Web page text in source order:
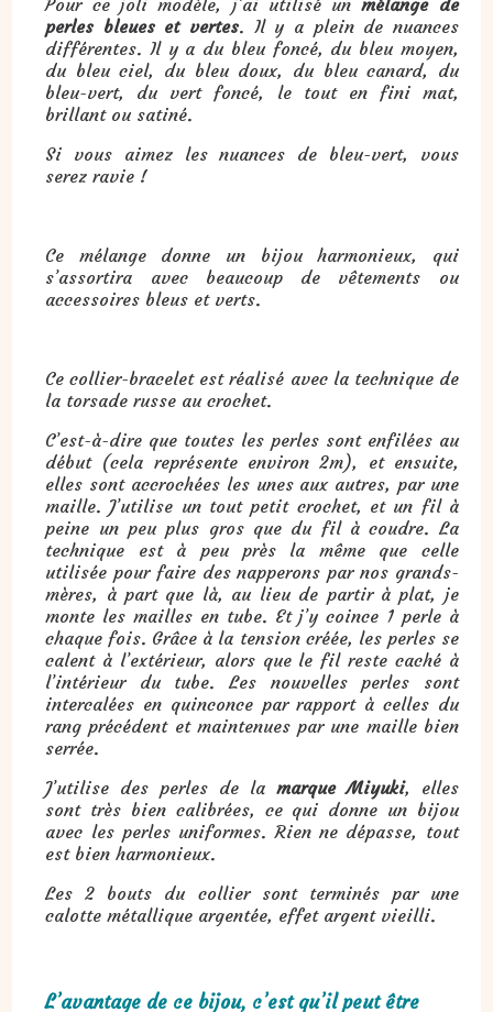
perles bleues et vertes. Il y a plein de nuances
différentes. Il y a du bleu foncé, du bleu moyen,
du bleu ciel, du bleu doux, du bleu canard, du
bleu-vert, du vert foncé, le tout en fini mat,
brillant ou satiné.
Si vous aimez les nuances de bleu-vert, vous
serez ravie !
Ce mélange donne un bijou harmonieux, qui
s’assortira avec beaucoup de vêtements ou
accessoires bleus et verts.
Ce collier-bracelet est réalisé avec la technique de
la torsade russe au crochet.
C’est-à-dire que toutes les perles sont enfilées au
début (cela représente environ 2m), et ensuite,
elles sont accrochées les unes aux autres, par une
maille. J’utilise un tout petit crochet, et un fil à
peine un peu plus gros que du fil à coudre. La
technique est à peu près la même que celle
utilisée pour faire des napperons par nos grands-
mères, à part que là, au lieu de partir à plat, je
monte les mailles en tube. Et j’y coince 1 perle à
chaque fois. Grâce à la tension créée, les perles se
calent à l’extérieur, alors que le fil reste caché à
l’intérieur du tube. Les nouvelles perles sont
intercalées en quinconce par rapport à celles du
rang précédent et maintenues par une maille bien
serrée.
J’utilise des perles de la marque Miyuki, elles
sont très bien calibrées, ce qui donne un bijou
avec les perles uniformes. Rien ne dépasse, tout
est bien harmonieux.
Les 2 bouts du collier sont terminés par une
calotte métallique argentée, effet argent vieilli.
L’avantage de ce bijou, c’est qu’il peut être